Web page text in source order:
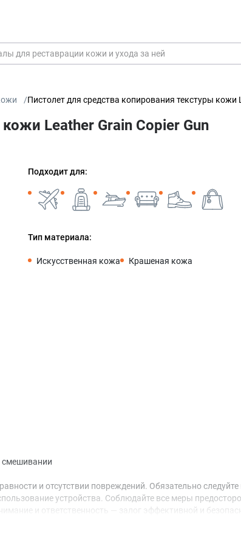
Пистолет для средства копирования текстуры кожи
Leather Grain Copier Gun
Подходит для:
Тип материала:
Искусственная кожа Крашеная кожа
смешивании
и отсутствии повреждений. Обязательно следуйте
устройства. Соблюдайте все меры
и ответственность — залог эффективной и